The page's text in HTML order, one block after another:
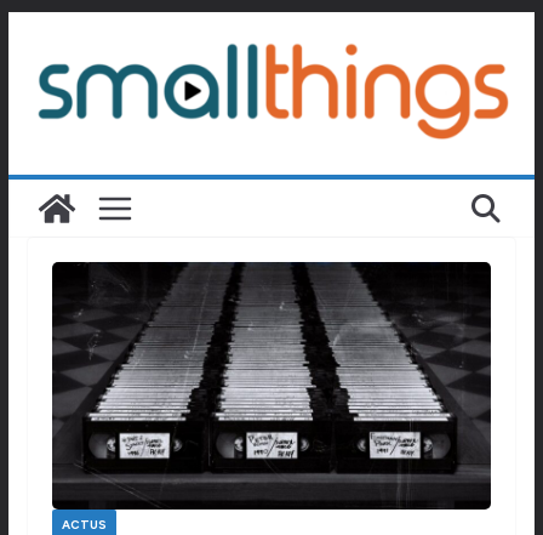
contenu
ACTUS